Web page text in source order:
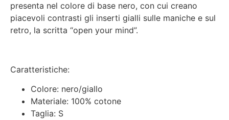
presenta nel colore di base nero, con cui creano
piacevoli contrasti gli inserti gialli sulle maniche e sul
retro, la scritta “open your mind”.
Caratteristiche:
Colore: nero/giallo
Materiale: 100% cotone
Taglia: S